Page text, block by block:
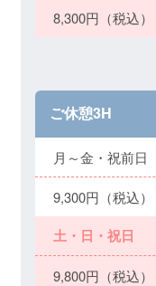
8,300円（税込）
ご休憩3H
月～金・祝前日
9,300円（税込）
土・日・祝日
9,800円（税込）